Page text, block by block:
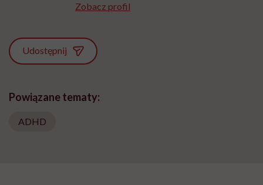
Zobacz profil
Udostępnij
Powiązane tematy:
ADHD